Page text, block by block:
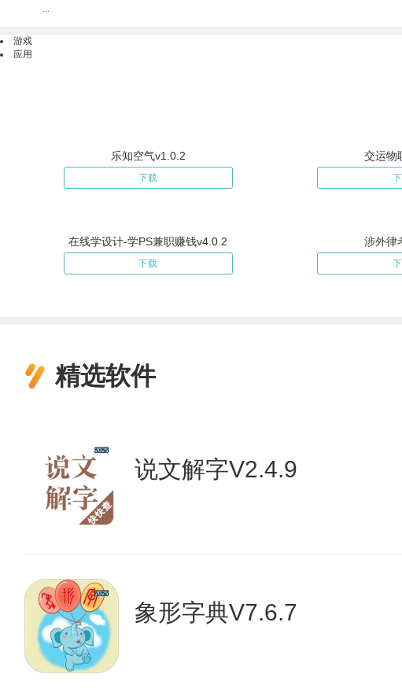
...
游戏
应用
乐知空气v1.0.2
下载
交运物
在线学设计-学PS兼职赚钱v4.0.2
下载
涉外律
精选软件
说文解字V2.4.9
象形字典V7.6.7